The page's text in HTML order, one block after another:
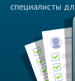
специалисты